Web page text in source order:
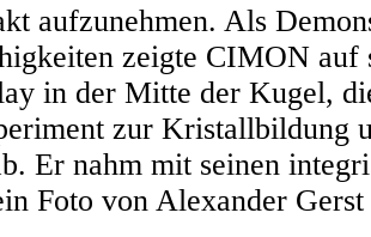
aufzunehmen. Als
zeigte CIMON auf
in der Mitte der Kugel,
zur Kristallbildung
Er nahm mit seinen
Foto von Alexander